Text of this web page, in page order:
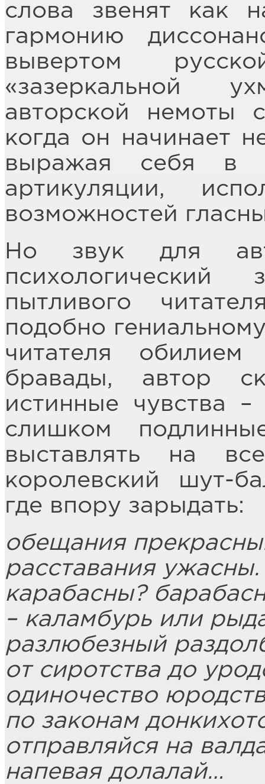
слова звенят как
гармонию
вывертом
«зазеркальной
авторской немоты
когда он начинает
выражая себя в
артикуляции,
возможностей
Но звук для
пытливого
подобно
читателя
бравады, автор
истинные чувства
слишком
выставлять на
королевский шут-
где впору зарыдать:
обещания
расставания ужасны.
карабасны?
– каламбурь или
разлюбезный
от сиротства до
одиночество
по законам
отправляйся на
напевая долалай…